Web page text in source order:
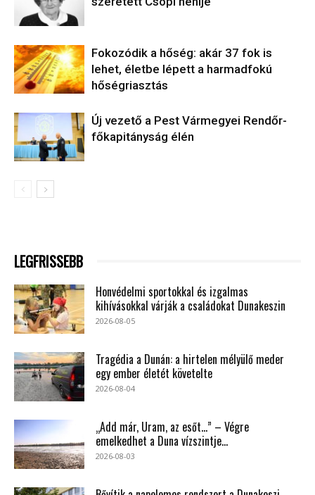
Fokozódik a hőség: akár 37 fok is
lehet, életbe lépett a harmadfokú
hőségriasztás
Új vezető a Pest Vármegyei Rendőr-
főkapitányság élén
LEGFRISSEBB
Honvédelmi sportokkal és izgalmas
kihívásokkal várják a családokat Dunakeszin
2026-08-05
Tragédia a Dunán: a hirtelen mélyülő meder
egy ember életét követelte
2026-08-04
„Add már, Uram, az esőt…” – Végre
emelkedhet a Duna vízszintje...
2026-08-03